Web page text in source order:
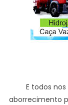
E todos
aborrecimento